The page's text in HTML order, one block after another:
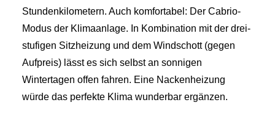
Stundenkilometern. Auch komfortabel: Der Cabrio-
Modus der Klimaanlage. In Kombination mit der drei-
stufigen Sitzheizung und dem Windschott (gegen
Aufpreis) lässt es sich selbst an sonnigen
Wintertagen offen fahren. Eine Nackenheizung
würde das perfekte Klima wunderbar ergänzen.